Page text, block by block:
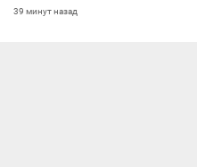
39 минут назад